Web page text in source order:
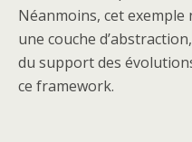
Néanmoins, cet
une couche
du support des
ce framework.